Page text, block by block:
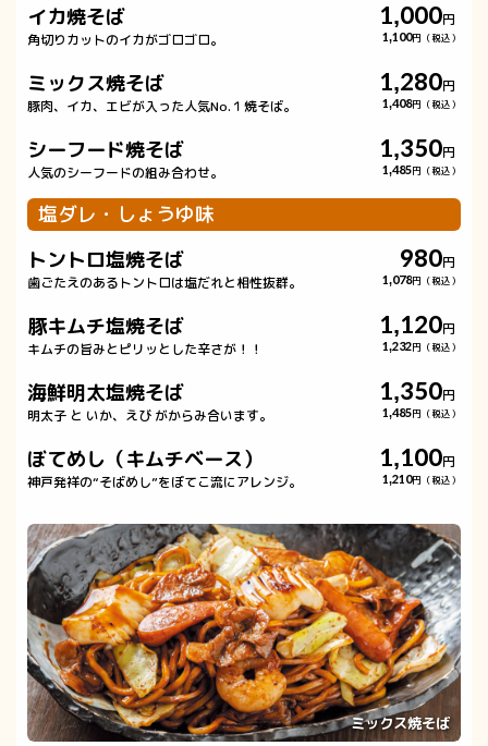
イカ焼そば
角切りカットのイカがゴロゴロ。
1,000円
1,100円（税込）
ミックス焼そば
豚肉、イカ、エビが入った人気No.１焼そば。
1,280円
1,408円（税込）
シーフード焼そば
人気のシーフードの組み合わせ。
1,350円
1,485円（税込）
塩ダレ・しょうゆ味
トントロ塩焼そば
歯ごたえのあるトントロは塩だれと相性抜群。
980円
1,078円（税込）
豚キムチ塩焼そば
キムチの旨みとピリッとした辛さが！！
1,120円
1,232円（税込）
海鮮明太塩焼そば
明太子 と いか、えび がからみ合います。
1,350円
1,485円（税込）
ぼてめし（キムチベース）
神戸発祥の“そばめし”をぼてこ流にアレンジ。
1,100円
1,210円（税込）
ミックス焼そば